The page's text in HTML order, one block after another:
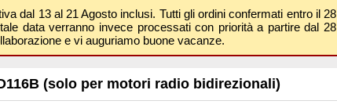
dal 13 al 21 Agosto inclusi. Tutti gli ordini confermati entro il 28
data verranno invece processati con priorità a partire dal 28
e vi auguriamo buone vacanze.
(solo per motori radio bidirezionali)